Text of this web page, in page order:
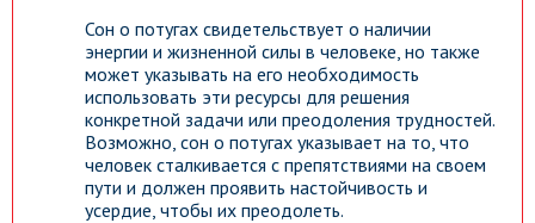
Сон о потугах свидетельствует о наличии
энергии и жизненной силы в человеке, но также
может указывать на его необходимость
использовать эти ресурсы для решения
конкретной задачи или преодоления трудностей.
Возможно, сон о потугах указывает на то, что
человек сталкивается с препятствиями на своем
пути и должен проявить настойчивость и
усердие, чтобы их преодолеть.